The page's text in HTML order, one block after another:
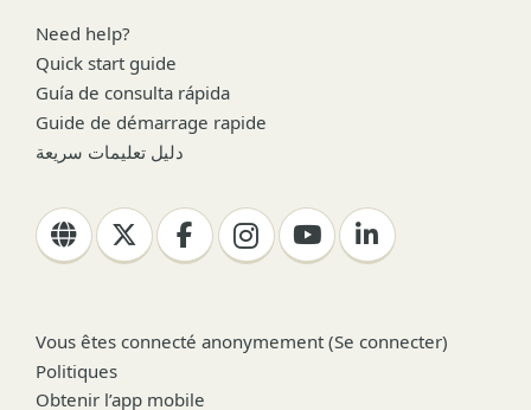
Need help?
Quick start guide
Guía de consulta rápida
Guide de démarrage rapide
دليل تعليمات سريعة
Vous êtes connecté anonymement (Se connecter)
Politiques
Obtenir l’app mobile